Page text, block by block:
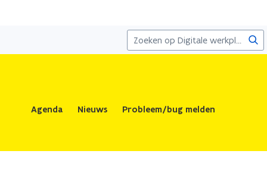
Agenda Nieuws Probleem/bug melden